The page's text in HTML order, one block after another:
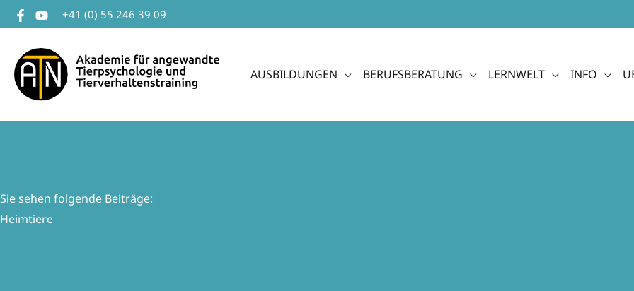
Zum
Inhalt
+41 (0) 55 246 39 09
AUSBILDUNGEN BERUFSBERATUNG LERNWELT INFO
Sie sehen folgende Beiträge:
Heimtiere